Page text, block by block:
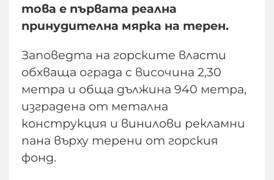
това е първата реална
принудителна мярка на терен.
Заповедта на горските власти
обхваща ограда с височина 2,30
метра и обща дължина 940 метра,
изградена от метална
конструкция и винилови рекламни
пана върху терени от горския
фонд.